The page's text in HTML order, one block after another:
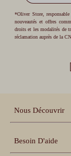
*Oliver Store,
nouveautés et offres
droits et les modalités de
réclamation auprès de la
Nous Découvrir
Besoin D'aide